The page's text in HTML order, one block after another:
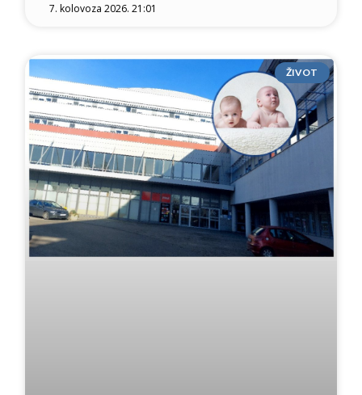
7. kolovoza 2026. 21:01
ŽIVOT